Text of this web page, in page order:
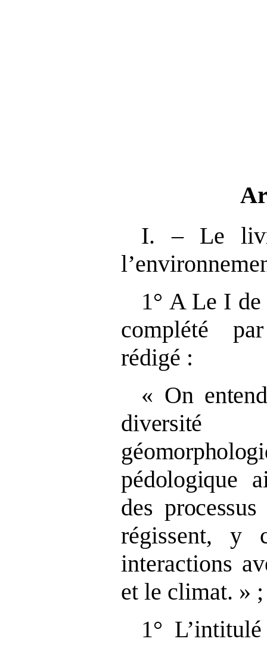
I. – Le
1° A Le I de
complété
rédigé :
« On
pédologique
des
régissent, y
interactions
et le climat. » ;
1°